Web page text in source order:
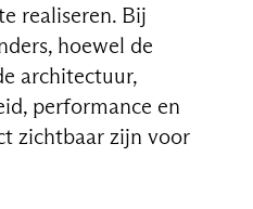
realiseren. Bij
hoewel de
architectuur,
performance en
zichtbaar zijn voor